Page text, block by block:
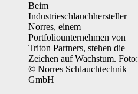
Beim
Industrieschlauchhersteller
Norres, einem
Portfoliounternehmen von
Triton Partners, stehen die
Zeichen auf Wachstum. Foto:
© Norres Schlauchtechnik
GmbH